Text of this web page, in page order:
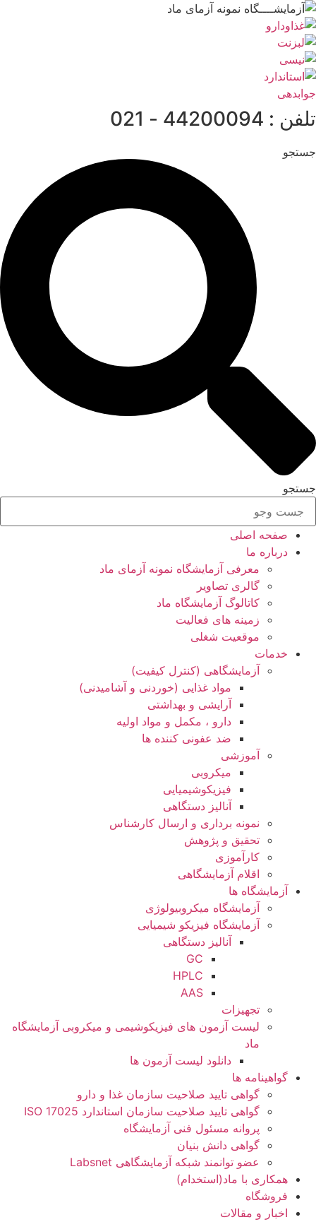
پرش
به
محتوا
جوابدهی
تلفن : 44200094 - 021
جستجو
جستجو
صفحه اصلی
درباره ما
معرفی آزمایشگاه نمونه آزمای ماد
گالری تصاویر
کاتالوگ آزمایشگاه ماد
زمینه های فعالیت
موقعیت شغلی
خدمات
آزمایشگاهی (کنترل کیفیت)
مواد غذایی (خوردنی و آشامیدنی)
آرایشی و بهداشتی
دارو ، مکمل و مواد اولیه
ضد عفونی کننده ها
آموزشی
میکروبی
فیزیکوشیمیایی
آنالیز دستگاهی
نمونه برداری و ارسال کارشناس
تحقیق و پژوهش
کارآموزی
اقلام آزمایشگاهی
آزمایشگاه ها
آزمایشگاه میکروبیولوژی
آزمایشگاه فیزیکو شیمیایی
آنالیز دستگاهی
GC
HPLC
AAS
تجهیزات
لیست آزمون های فیزیکوشیمی و میکروبی آزمایشگاه
ماد
دانلود لیست آزمون ها
گواهینامه ها
گواهی تایید صلاحیت سازمان غذا و دارو
گواهی تایید صلاحیت سازمان استاندارد ISO 17025
پروانه مسئول فنی آزمایشگاه
گواهی دانش بنیان
عضو توانمند شبکه آزمایشگاهی Labsnet
همکاری با ماد(استخدام)
فروشگاه
اخبار و مقالات